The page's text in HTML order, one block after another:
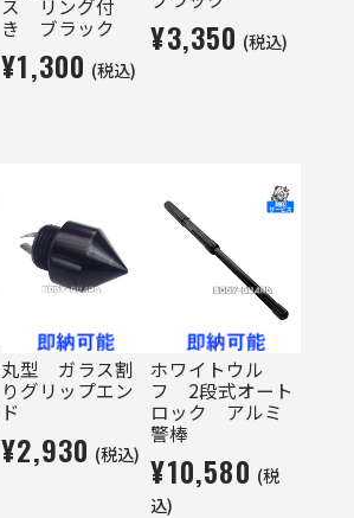
ス リング付
き ブラック
¥1,300 (税込)
¥3,350 (税込)
丸型 ガラス割
りグリップエン
ド
¥2,930 (税込)
ホワイトウル
フ 2段式オート
ロック アルミ
警棒
¥10,580 (税
込)